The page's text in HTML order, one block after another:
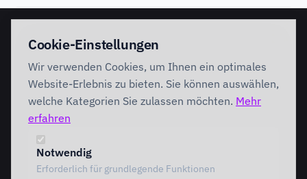
Discovery Workshop
Förderung
INTERVENTION
AI Intervention
AI Governance
Foundation
Performing
Branchenlösungen
Special Governance
Cookie-Einstellungen
Wir verwenden Cookies, um Ihnen ein optimales
Website-Erlebnis zu bieten. Sie können auswählen,
welche Kategorien Sie zulassen möchten. Mehr
erfahren
Notwendig
Erforderlich für grundlegende Funktionen